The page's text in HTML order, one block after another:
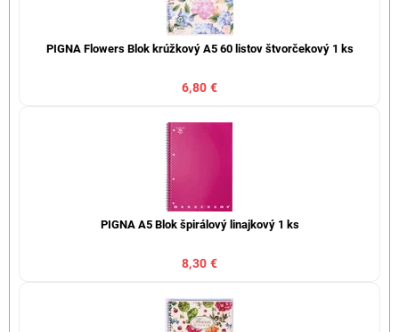
PIGNA Flowers Blok krúžkový A5 60 listov štvorčekový 1 ks
6,80 €
PIGNA A5 Blok špirálový linajkový 1 ks
8,30 €